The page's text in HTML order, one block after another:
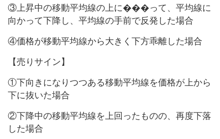
③上昇中の移動平均線の上に���って、平均線に
向かって下降し、平均線の手前で反発した場合
④価格が移動平均線から大きく下方乖離した場合
【売りサイン】
①下向きになりつつある移動平均線を価格が上から
下に抜いた場合
②下降中の移動平均線を上回ったものの、再度下落
した場合